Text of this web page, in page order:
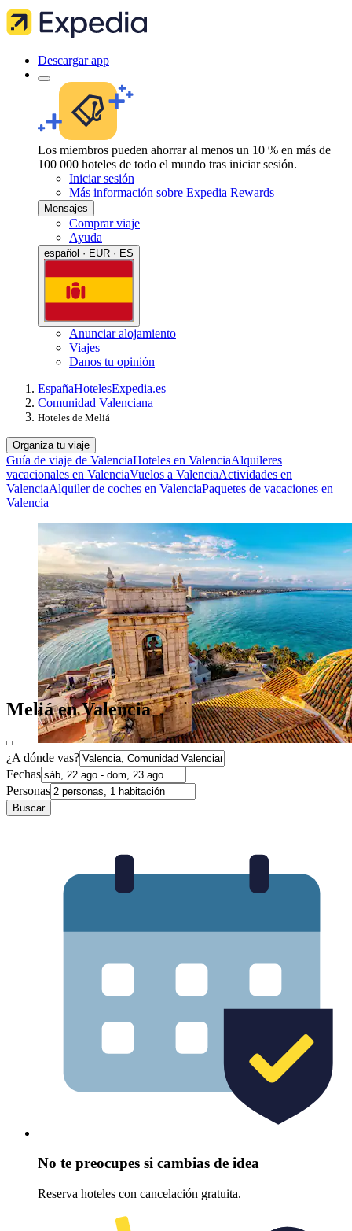
Descargar app
Los miembros pueden ahorrar al menos un 10 % en más de
100 000 hoteles de todo el mundo tras iniciar sesión.
Iniciar sesión
Más información sobre Expedia Rewards
Mensajes
Comprar viaje
Ayuda
español · EUR · ES
Anunciar alojamiento
Viajes
Danos tu opinión
EspañaHotelesExpedia.es
Comunidad Valenciana
Hoteles de Meliá
Organiza tu viaje
Guía de viaje de ValenciaHoteles en ValenciaAlquileres
vacacionales en ValenciaVuelos a ValenciaActividades en
ValenciaAlquiler de coches en ValenciaPaquetes de vacaciones en
Valencia
Meliá en Valencia
¿A dónde vas?
Fechas
Personas
Buscar
No te preocupes si cambias de idea
Reserva hoteles con cancelación gratuita.